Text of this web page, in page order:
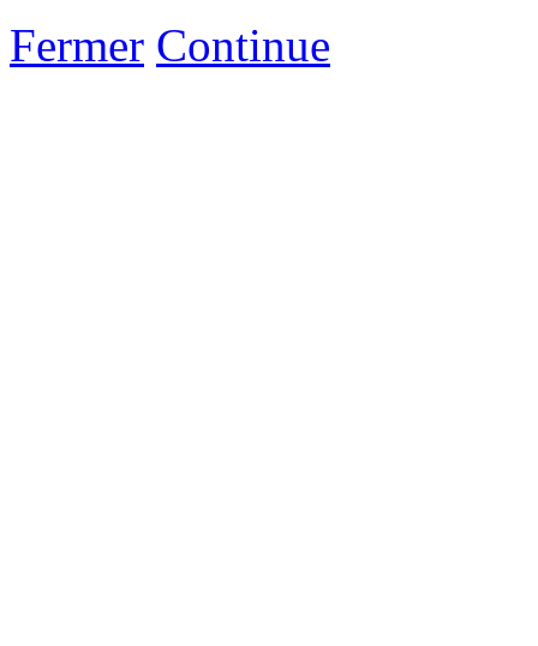
Fermer Continue